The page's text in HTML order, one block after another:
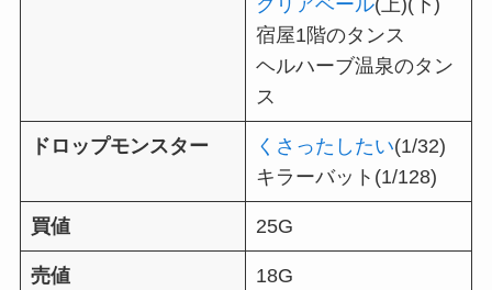
宿屋1階のタンス
ヘルハーブ温泉のタン
ス
ドロップモンスター くさったしたい(1/32)
キラーバット(1/128)
買値 25G
売値 18G